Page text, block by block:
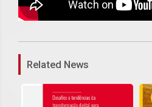
1
Related News